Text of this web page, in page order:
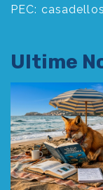
PEC:
Ultime